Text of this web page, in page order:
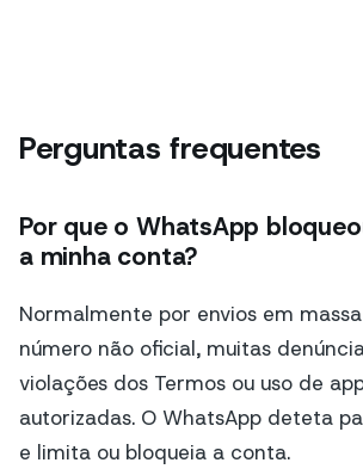
Perguntas frequentes
Por que o WhatsApp
a minha conta?
Normalmente por envios em
número não oficial, muitas
violações dos Termos ou uso de
autorizadas. O WhatsApp deteta
e limita ou bloqueia a conta.